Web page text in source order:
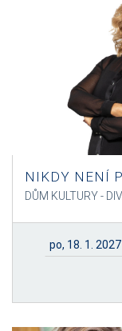
NIKDY NENÍ
DŮM KULTURY -
po, 18. 1. 2027